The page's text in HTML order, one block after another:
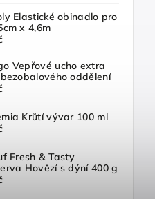
Elastické obinadlo pro
x 4,6m
Vepřové ucho extra
oddělení
Krůtí vývar 100 ml
Fresh & Tasty
Hovězí s dýní 400 g